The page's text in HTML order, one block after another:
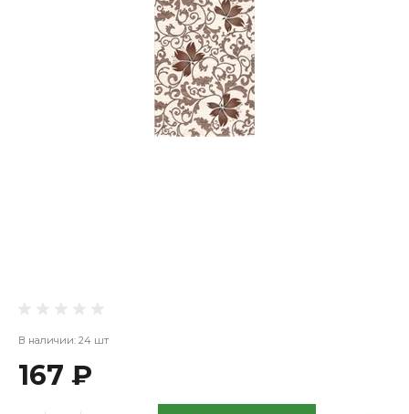
В наличии: 24 шт
167 ₽